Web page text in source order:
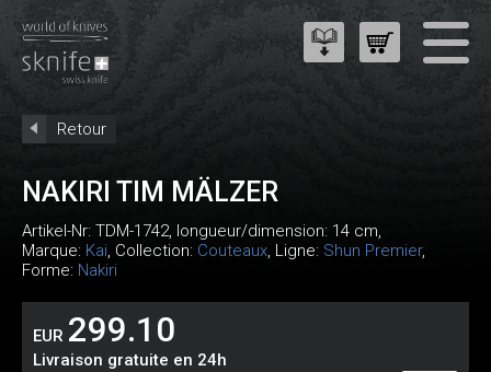
Retour
NAKIRI TIM MÄLZER
Artikel-Nr: TDM-1742, longueur/dimension: 14 cm,
Marque: Kai, Collection: Couteaux, Ligne: Shun Premier,
Forme: Nakiri
EUR 299.10
Livraison gratuite en 24h